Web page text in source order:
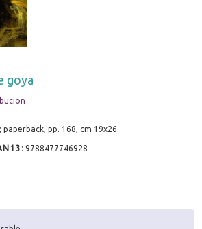
goya
pp. 168, cm 19x26.
:9788477746928
di iscrizione